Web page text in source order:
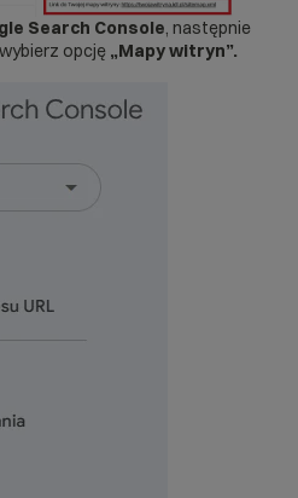
Search Console, następnie
wybierz opcję „Mapy witryn”.